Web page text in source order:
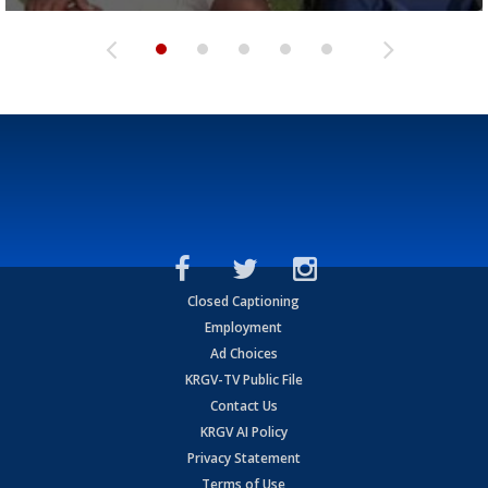
Closed Captioning
Employment
Ad Choices
KRGV-TV Public File
Contact Us
KRGV AI Policy
Privacy Statement